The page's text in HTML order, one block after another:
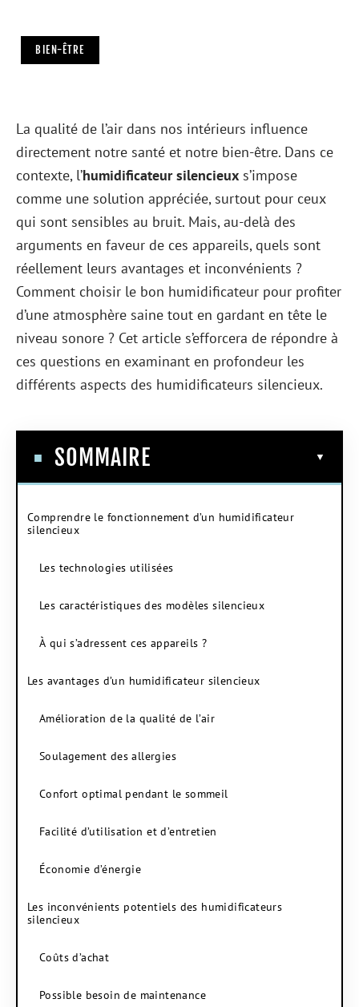
BIEN-ÊTRE
La qualité de l’air dans nos intérieurs influence
directement notre santé et notre bien-être. Dans ce
contexte, l’humidificateur silencieux s’impose
comme une solution appréciée, surtout pour ceux
qui sont sensibles au bruit. Mais, au-delà des
arguments en faveur de ces appareils, quels sont
réellement leurs avantages et inconvénients ?
Comment choisir le bon humidificateur pour profiter
d’une atmosphère saine tout en gardant en tête le
niveau sonore ? Cet article s’efforcera de répondre à
ces questions en examinant en profondeur les
différents aspects des humidificateurs silencieux.
SOMMAIRE
Comprendre le fonctionnement d’un humidificateur
silencieux
Les technologies utilisées
Les caractéristiques des modèles silencieux
À qui s’adressent ces appareils ?
Les avantages d’un humidificateur silencieux
Amélioration de la qualité de l’air
Soulagement des allergies
Confort optimal pendant le sommeil
Facilité d’utilisation et d’entretien
Économie d’énergie
Les inconvénients potentiels des humidificateurs
silencieux
Coûts d’achat
Possible besoin de maintenance